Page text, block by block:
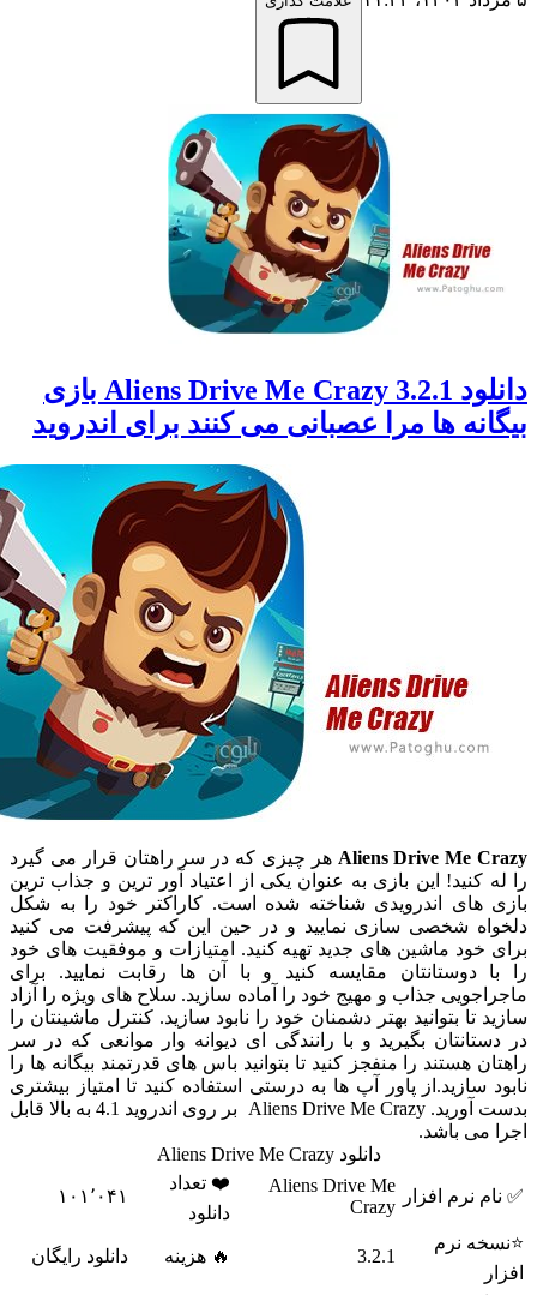
دانلود Aliens Drive Me Crazy 3.2.1 بازی
ها مرا عصبانی می کنند برای اندروید
Aliens Drive Me هر چیزی که در سر راهتان قرار می گیرد
این بازی به عنوان یکی از اعتیاد آور ترین و جذاب ترین
اندرویدی شناخته شده است. کاراکتر خود را به شکل
شخصی سازی نمایید و در حین این که پیشرفت می کنید
ماشین های جدید تهیه کنید. امتیازات و موفقیت های خود
دوستانتان مقایسه کنید و با آن ها رقابت نمایید. برای
جذاب و مهیج خود را آماده سازید. سلاح های ویژه را آزاد
بتوانید بهتر دشمنان خود را نابود سازید. کنترل ماشینتان را
بگیرید و با رانندگی ای دیوانه وار موانعی که در سر
هستند را منفجز کنید تا بتوانید باس های قدرتمند بیگانه ها را
سازید.از پاور آپ ها به درستی استفاده کنید تا امتیاز بیشتری
بدست آورید. Aliens Drive Me Crazy بر روی اندروید 4.1 به بالا قابل
باشد.
نرم افزار
Aliens Drive Me
Crazy
❤️ تعداد
۱۰۱٬۰۴۱
نرم
3.2.1 🔥 هزینه دانلود رایگان